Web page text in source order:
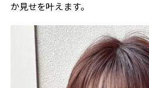
か見せを叶えます。